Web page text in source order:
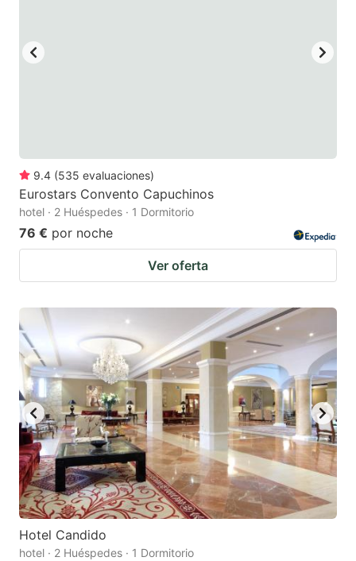
9.4 (535 evaluaciones)
Eurostars Convento Capuchinos
hotel · 2 Huéspedes · 1 Dormitorio
76 € por noche
Ver oferta
Hotel Candido
hotel · 2 Huéspedes · 1 Dormitorio